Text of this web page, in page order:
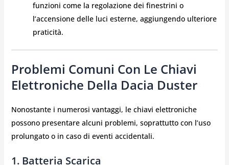
funzioni come la regolazione dei finestrini o
l’accensione delle luci esterne, aggiungendo ulteriore
praticità.
Problemi Comuni Con Le Chiavi
Elettroniche Della Dacia Duster
Nonostante i numerosi vantaggi, le chiavi elettroniche
possono presentare alcuni problemi, soprattutto con l’uso
prolungato o in caso di eventi accidentali.
1. Batteria Scarica